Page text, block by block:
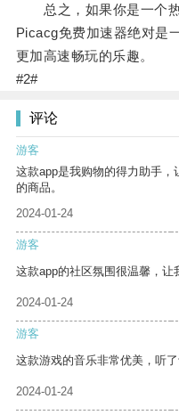
总之，如果你是一个热
Picacg免费加速器绝对是
更加高速畅玩的乐趣。
#2#
评论
游客
这款app是我购物的得力助手
的商品。
2024-01-24
游客
这款app的社区氛围很温馨，让
2024-01-24
游客
这款游戏的音乐非常优美，听了
2024-01-24